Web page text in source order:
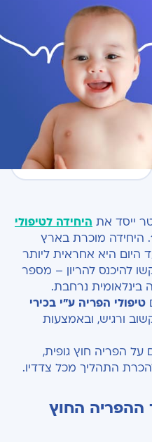
גוף האישה
הטבע. ההחלטה על
כלל לאחר שנה
להבין הצוות הרפואי
בהתאם לתוצאות,
אחרים שלא צלחו,
חוץ גופית – מטיפולי
שקיימים היום.
לרופאים בתחום
ייסד את היחידה לטיפולי
ב-1987. היחידה מוכרת בארץ
היום היא אחראית ליותר
להיכנס להריון – מספר
בינלאומית נרחבת.
טיפולי הפריה ע"י בכירי
ורגיש, ובאמצעות
על הפריה חוץ גופית,
התהליך מכל צדדיו.
ההפריה החוץ